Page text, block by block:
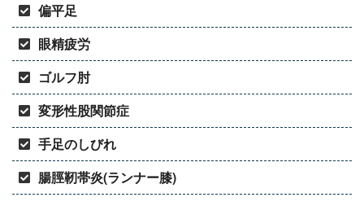
偏平足
眼精疲労
ゴルフ肘
変形性股関節症
手足のしびれ
腸脛靭帯炎(ランナー膝)